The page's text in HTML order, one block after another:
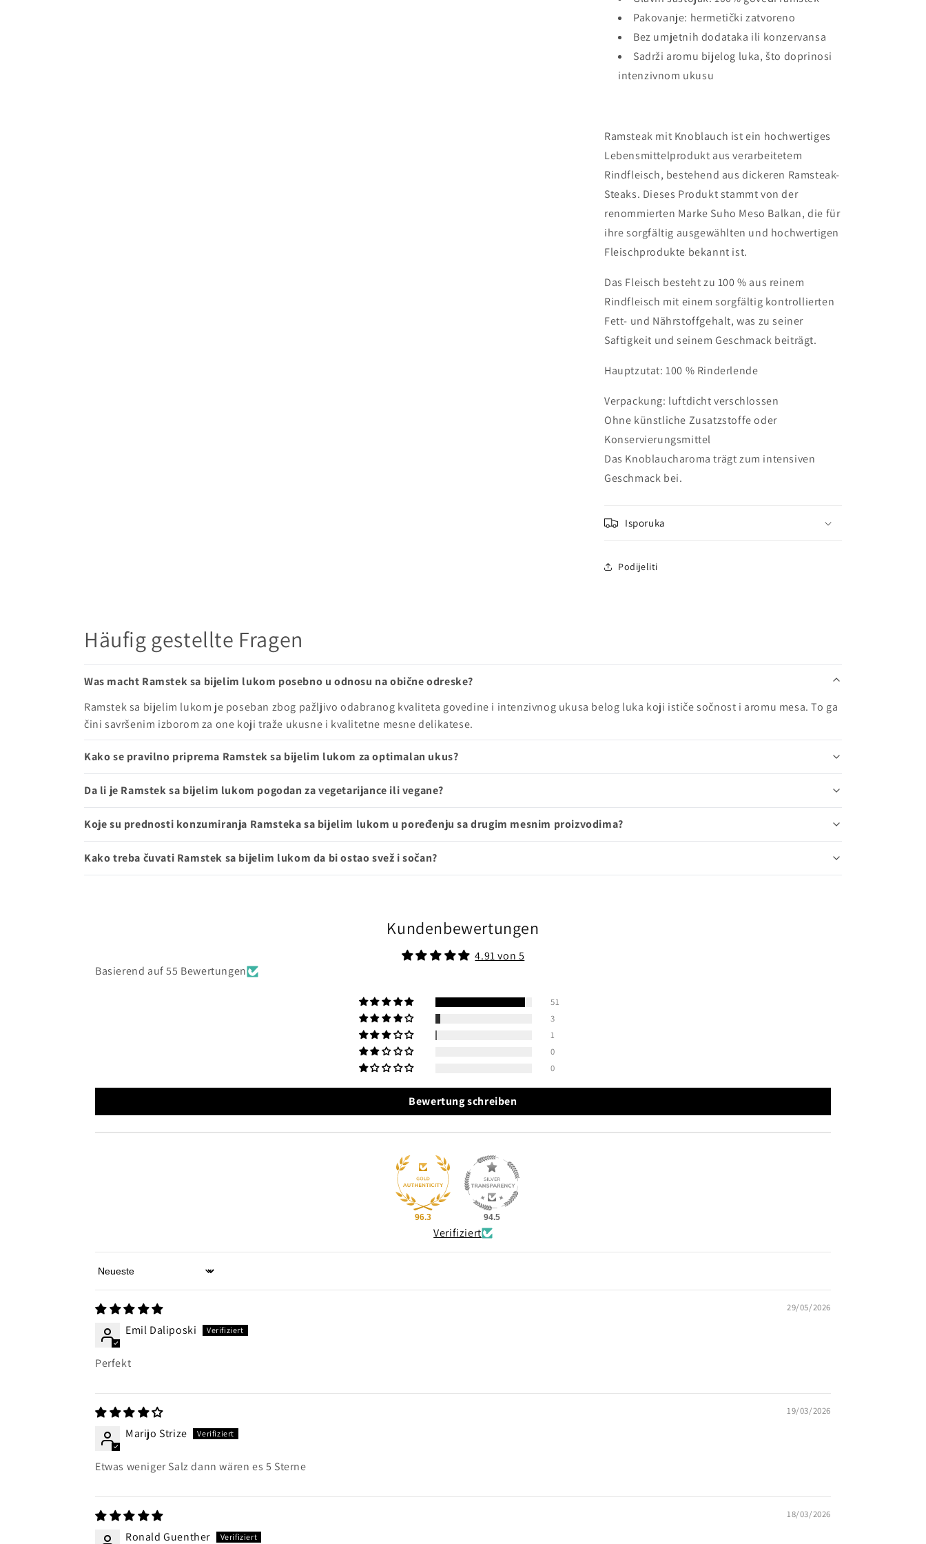
Pakovanje: hermetički zatvoreno
Bez umjetnih dodataka ili konzervansa
Sadrži aromu bijelog luka, što doprinosi
intenzivnom ukusu
Ramsteak mit Knoblauch ist ein hochwertiges
Lebensmittelprodukt aus verarbeitetem
Rindfleisch, bestehend aus dickeren Ramsteak-
Steaks. Dieses Produkt stammt von der
renommierten Marke Suho Meso Balkan, die für
ihre sorgfältig ausgewählten und hochwertigen
Fleischprodukte bekannt ist.
Das Fleisch besteht zu 100 % aus reinem
Rindfleisch mit einem sorgfältig kontrollierten
Fett- und Nährstoffgehalt, was zu seiner
Saftigkeit und seinem Geschmack beiträgt.
Hauptzutat: 100 % Rinderlende
Verpackung: luftdicht verschlossen
Ohne künstliche Zusatzstoffe oder
Konservierungsmittel
Das Knoblaucharoma trägt zum intensiven
Geschmack bei.
Isporuka
Podijeliti
Häufig gestellte Fragen
Was macht Ramstek sa bijelim lukom posebno u odnosu na obične odreske?
Ramstek sa bijelim lukom je poseban zbog pažljivo odabranog kvaliteta govedine i intenzivnog ukusa belog luka koji ističe sočnost i aromu mesa. To ga
čini savršenim izborom za one koji traže ukusne i kvalitetne mesne delikatese.
Kako se pravilno priprema Ramstek sa bijelim lukom za optimalan ukus?
Da li je Ramstek sa bijelim lukom pogodan za vegetarijance ili vegane?
Koje su prednosti konzumiranja Ramsteka sa bijelim lukom u poređenju sa drugim mesnim proizvodima?
Kako treba čuvati Ramstek sa bijelim lukom da bi ostao svež i sočan?
Kundenbewertungen
4.91 von 5
Basierend auf 55 Bewertungen
51
3
1
0
0
Bewertung schreiben
96.3 94.5
Verifiziert
Sort by
29/05/2026
Emil Daliposki
Perfekt
19/03/2026
Marijo Strize
Etwas weniger Salz dann wären es 5 Sterne
18/03/2026
Ronald Guenther